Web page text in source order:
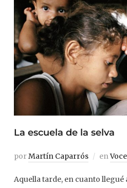
La escuela de la selva
porMartín Caparrós en
Aquella tarde, en cuanto llegué